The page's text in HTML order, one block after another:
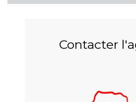
Contacter